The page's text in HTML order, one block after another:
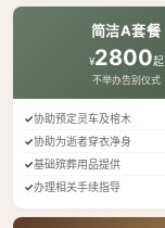
简洁A套餐
¥2800起
不举办告别仪式
协助预定灵车及棺木
协助为逝者穿衣净身
基础殡葬用品提供
办理相关手续指导